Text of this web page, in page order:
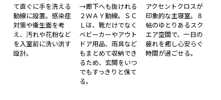
て直ぐに手を洗える
動線に設置。感染症
対策や衛生面を考
え、汚れや花粉など
を入室前に洗い流す
設計。
→廊下へも抜けれる
２ＷＡＹ動線。ＳＣ
Ｌは、靴だけでなく
ベビーカーやアウト
ドア用品、雨具など
もまとめて収納でき
るため、玄関をいつ
でもすっきりと保て
る。
アクセントクロスが
印象的な主寝室。８
帖のゆとりあるスク
エア空間で、一日の
疲れを癒し心安らぐ
時間が過ごせる。